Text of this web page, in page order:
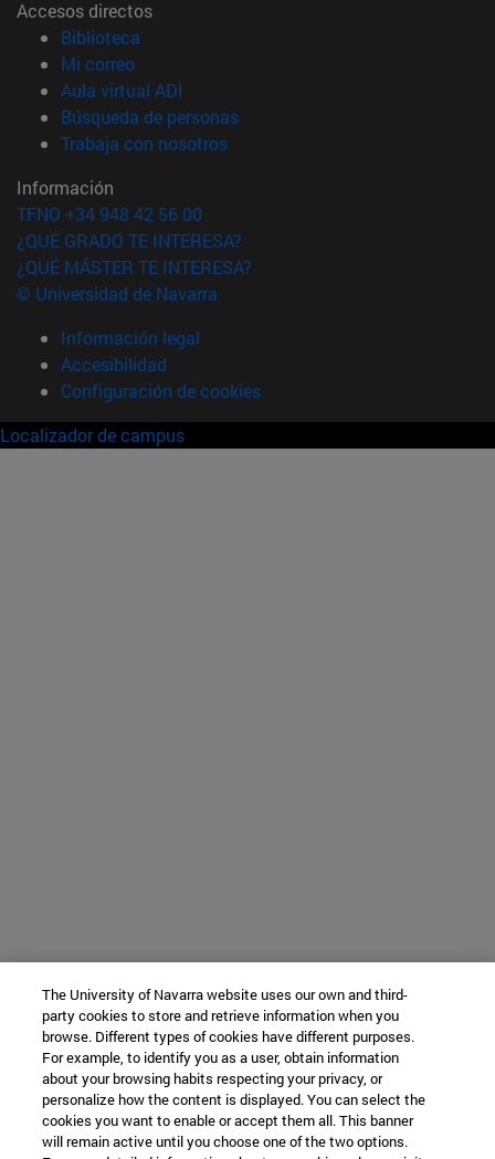
Accesos directos
Biblioteca
Mi correo(abre en nueva ventana)
Aula virtual ADI
Búsqueda de personas(abre en nueva ventana)
Trabaja con nosotros(abre en nueva ventana)
Información
TFNO +34 948 42 56 00
¿QUÉ GRADO TE INTERESA?
¿QUÉ MÁSTER TE INTERESA?
© Universidad de Navarra
Información legal
Accesibilidad
Configuración de cookies
Localizador de campus
The University of Navarra website uses our own and third-
party cookies to store and retrieve information when you
browse. Different types of cookies have different purposes.
For example, to identify you as a user, obtain information
about your browsing habits respecting your privacy, or
personalize how the content is displayed. You can select the
cookies you want to enable or accept them all. This banner
will remain active until you choose one of the two options.